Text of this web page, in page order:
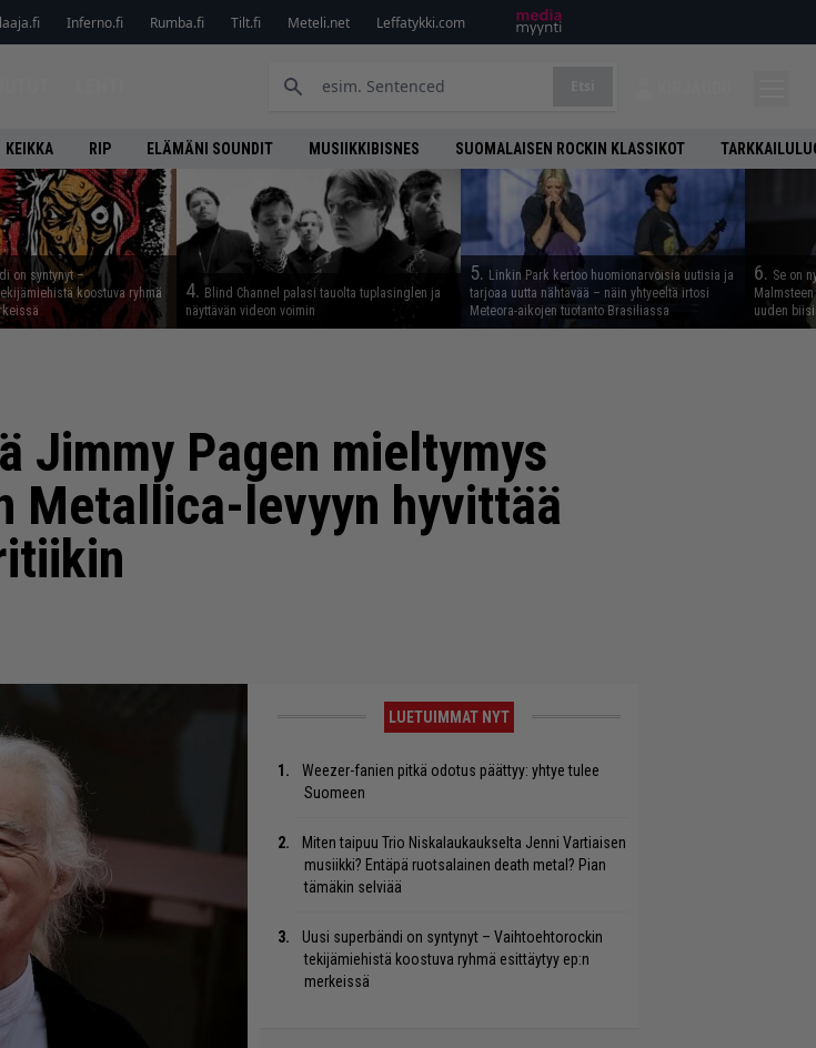
Inferno.fi Rumba.fi Tilt.fi Meteli.net Leffatykki.com
KEIKKA RIP ELÄMÄNI SOUNDIT MUSIIKKIBISNES SUOMALAISEN ROCKIN KLASSIKOT
on syntynyt –
koostuva ryhmä
4. Blind Channel palasi tauolta tuplasinglen ja
näyttävän videon voimin
5. Linkin Park kertoo huomionarvoisia uutisia ja
tarjoaa uutta nähtävää – näin yhtyeeltä irtosi
Meteora-aikojen tuotanto Brasiliassa
6. Se on
uuden
Jimmy Pagen mieltymys
Metallica-levyyn hyvittää
LUETUIMMAT NYT
Weezer-fanien pitkä odotus päättyy: yhtye tulee
Suomeen
Miten taipuu Trio Niskalaukaukselta Jenni Vartiaisen
musiikki? Entäpä ruotsalainen death metal? Pian
tämäkin selviää
Uusi superbändi on syntynyt – Vaihtoehtorockin
tekijämiehistä koostuva ryhmä esittäytyy ep:n
merkeissä